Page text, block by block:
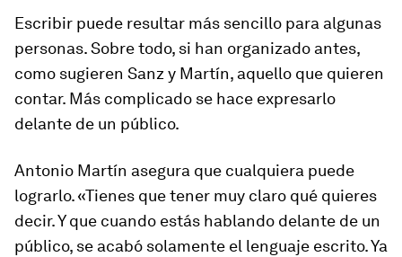
Escribir puede resultar más sencillo para algunas
personas. Sobre todo, si han organizado antes,
como sugieren Sanz y Martín, aquello que quieren
contar. Más complicado se hace expresarlo
delante de un público.
Antonio Martín asegura que cualquiera puede
lograrlo. «Tienes que tener muy claro qué quieres
decir. Y que cuando estás hablando delante de un
público, se acabó solamente el lenguaje escrito. Ya